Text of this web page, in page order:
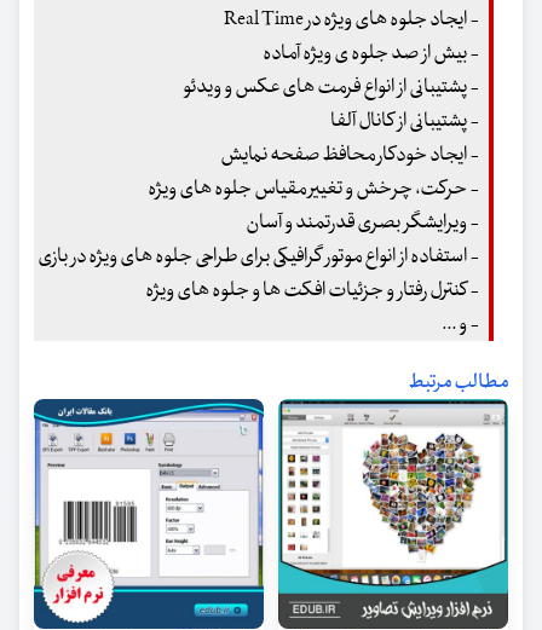
- ایجاد جلوه های ویژه در Real Time
- بیش از صد جلوه ی ویژه آماده
- پشتیبانی از انواع فرمت های عکس و ویدئو
- پشتیبانی از کانال آلفا
- ایجاد خودکار محافظ صفحه نمایش
- حرکت، چرخش و تغییر مقیاس جلوه های ویژه
- ویرایشگر بصری قدرتمند و آسان
- استفاده از انواع موتور گرافیکی برای طراحی جلوه های ویژه در بازی
- کنترل رفتار و جزئیات افکت ها و جلوه های ویژه
- و ...
مطالب مرتبط